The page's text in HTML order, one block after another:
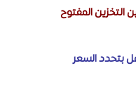
التخزين المفتوح
بتحدد السعر